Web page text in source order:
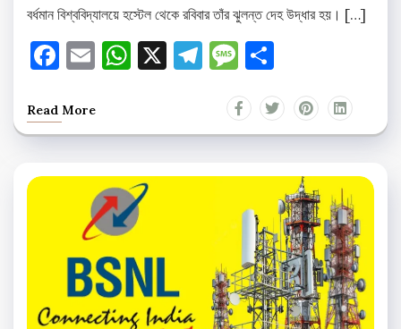
বর্ধমান বিশ্ববিদ্যালয়ে হস্টেল থেকে রবিবার তাঁর ঝুলন্ত দেহ উদ্ধার হয়। […]
Facebook
EmailWhatsApp
X Telegram
Message
Read More